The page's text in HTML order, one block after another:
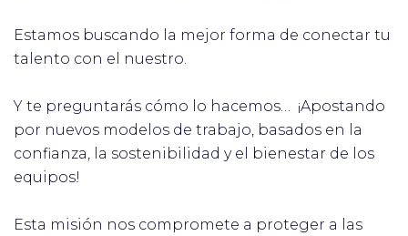
Estamos buscando la mejor forma de conectar tu
talento con el nuestro.
Y te preguntarás cómo lo hacemos… ¡Apostando
por nuevos modelos de trabajo, basados en la
confianza, la sostenibilidad y el bienestar de los
equipos!
Esta misión nos compromete a proteger a las